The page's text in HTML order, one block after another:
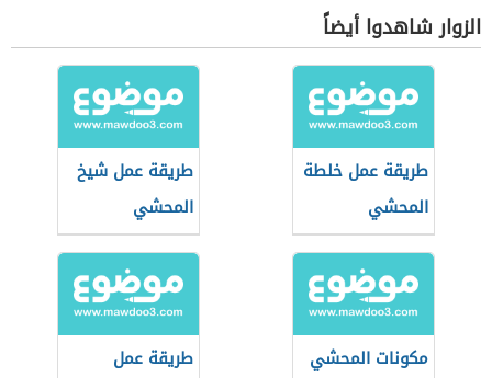
الزوار شاهدوا أيضاً
طريقة عمل خلطة
المحشي
طريقة عمل شيخ
المحشي
مكونات المحشي
طريقة عمل